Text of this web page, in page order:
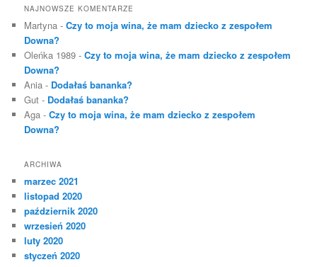
NAJNOWSZE KOMENTARZE
Martyna -Czy to moja wina, że mam dziecko z zespołem
Downa?
Oleńka 1989 -Czy to moja wina, że mam dziecko z zespołem
Downa?
Ania - Dodałaś bananka?
Gut - Dodałaś bananka?
Aga -Czy to moja wina, że mam dziecko z zespołem
Downa?
ARCHIWA
marzec 2021
listopad 2020
październik 2020
wrzesień 2020
luty 2020
styczeń 2020